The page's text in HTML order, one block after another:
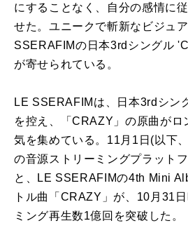
にすることなく、自分の感情に
せた。ユニークで斬新なビジュ
SSERAFIMの日本3rdシングル
が寄せられている。
LE SSERAFIMは、日本3rdシン
を控え、「CRAZY」の原曲がロ
気を集めている。11月1日(以下
の音源ストリーミングプラット
と、LE SSERAFIMの4th Mini
トル曲「CRAZY」が、10月31
ミング再生数1億回を突破した